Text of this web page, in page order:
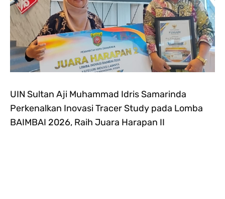
UIN Sultan Aji Muhammad Idris Samarinda
Perkenalkan Inovasi Tracer Study pada Lomba
BAIMBAI 2026, Raih Juara Harapan II